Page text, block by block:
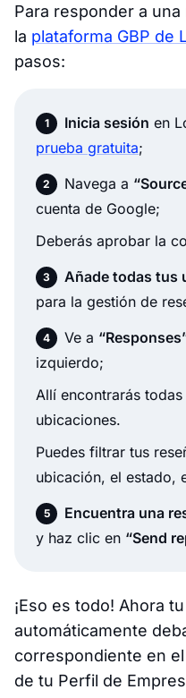
Para responder a
la plataforma GBP de
pasos:
Inicia sesión en
prueba gratuita;
Navega a
cuenta de Google;
Deberás aprobar la
Añade todas tus
para la gestión de
Ve a
izquierdo;
Allí encontrarás
ubicaciones.
Puedes filtrar tus
ubicación, el estado,
Encuentra una
y haz clic en “Send
¡Eso es todo! Ahora
automáticamente
correspondiente en
de tu Perfil de